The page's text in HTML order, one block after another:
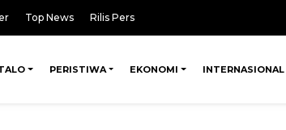
Top News Rilis Pers
PERISTIWA EKONOMI INTERNASIONAL